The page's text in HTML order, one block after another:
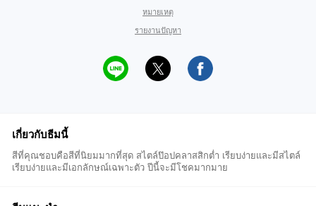
หมายเหตุ
รายงานปัญหา
เกี่ยวกับธีมนี้
สีที่คุณชอบคือสีที่นิยมมากที่สุด สไตล์ป๊อปคลาสสิกต่ำ เรียบง่ายและมีสไตล์
เรียบง่ายและมีเอกลักษณ์เฉพาะตัว ปีนี้จะมีโชคมากมาย